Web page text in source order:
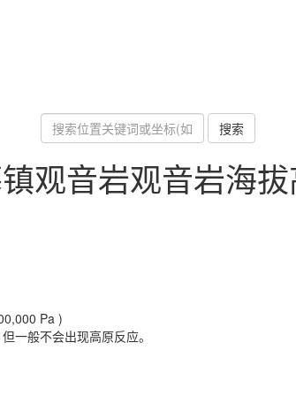
搜索
观音岩观音岩海
Pa )
一般不会出现高原反应。